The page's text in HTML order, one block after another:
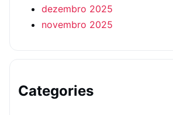
dezembro 2025
novembro 2025
Categories